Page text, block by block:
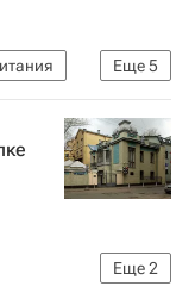
Еще5
Еще2